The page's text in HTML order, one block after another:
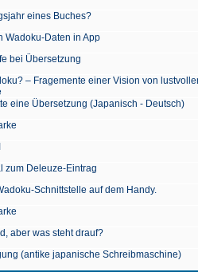
eines Buches?
Wadoku-Daten in App
bei Übersetzung
– Fragemente einer Vision von
eine Übersetzung (Japanisch - Deutsch)
zum Deleuze-Eintrag
Schnittstelle auf dem Handy.
aber was steht drauf?
(antike japanische Schreibmaschine)